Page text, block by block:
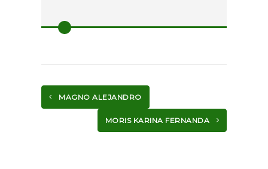
MAGNO ALEJANDRO
MORIS KARINA FERNANDA